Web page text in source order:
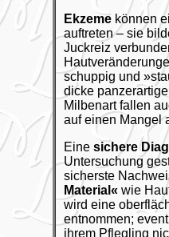
Ekzeme können
auftreten – sie
Juckreiz
schuppig und
dicke
Milbenart fallen
auf einen Mangel
Eine sichere
Untersuchung
sicherste
Material« wie
wird eine
entnommen;
ihrem Pflegling